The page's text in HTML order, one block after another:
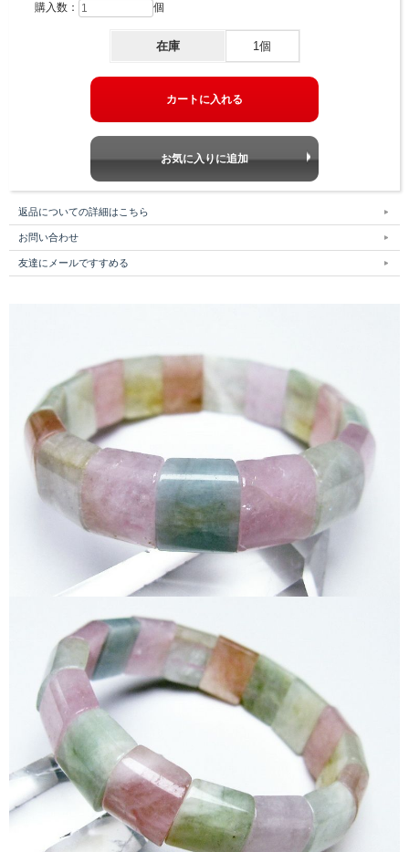
購入数： 個
在庫 1個
返品についての詳細はこちら
お問い合わせ
友達にメールですすめる